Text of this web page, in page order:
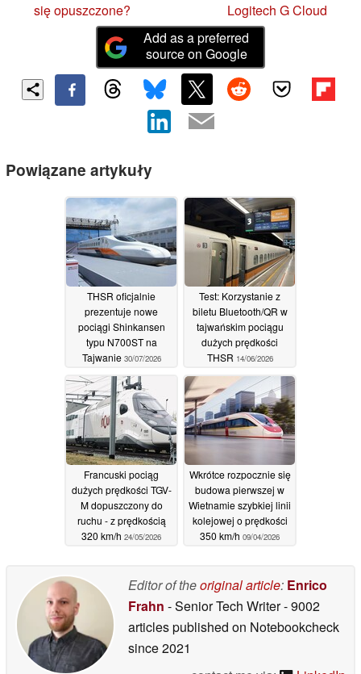
się opuszczone?
Logitech G Cloud
Add as a preferred
source on Google
Powiązane artykuły
THSR oficjalnie
prezentuje nowe
pociągi Shinkansen
typu N700ST na
Tajwanie 30/07/2026
Test: Korzystanie z
biletu Bluetooth/QR w
tajwańskim pociągu
dużych prędkości
THSR 14/06/2026
Francuski pociąg
dużych prędkości TGV-
M dopuszczony do
ruchu - z prędkością
320 km/h 24/05/2026
Wkrótce rozpocznie się
budowa pierwszej w
Wietnamie szybkiej linii
kolejowej o prędkości
350 km/h 09/04/2026
Editor of theoriginal article: Enrico
Frahn - Senior Tech Writer- 9002
articles published on Notebookcheck
since 2021